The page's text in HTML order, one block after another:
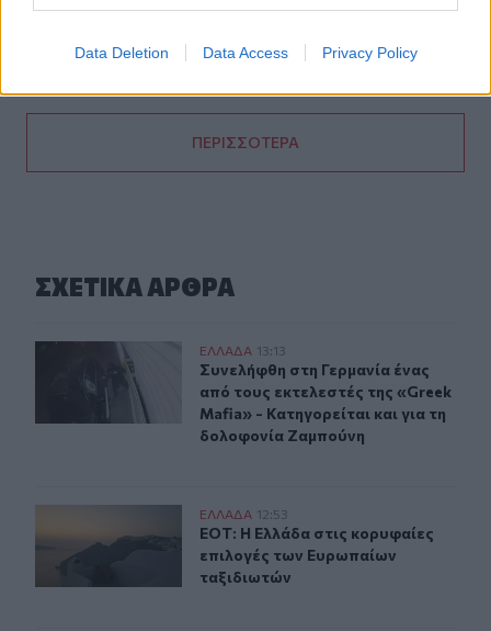
Data Deletion Data Access Privacy Policy
Και επίσημα το Ειδικό Χωροταξικό Πλαίσιο για τον
ΠΕΡΙΣΣΟΤΕΡΑ
ΣΧΕΤΙΚA AΡΘΡΑ
Συνελήφθη στη Γερμανία ένας από τους εκτελεστές
ΕΛΛAΔΑ 13:13
Συνελήφθη στη Γερμανία ένας από
Συνελήφθη στη Γερμανία ένας
από τους εκτελεστές της «Greek
Mafia» - Κατηγορείται και για τη
δολοφονία Ζαμπούνη
ΕΟΤ: Η Ελλάδα στις κορυφαίες επιλογές των
ΕΛΛAΔΑ 12:53
ΕΟΤ: Η Ελλάδα στις κορυφαίες
ΕΟΤ: Η Ελλάδα στις κορυφαίες
επιλογές των Ευρωπαίων
ταξιδιωτών